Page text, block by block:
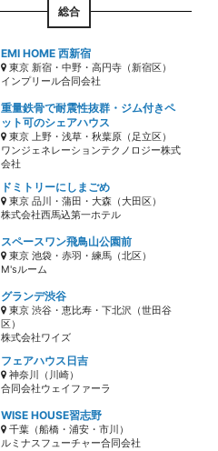
総合
EMI HOME 西新宿
東京 新宿・中野・高円寺（新宿区）
インプリール合同会社
重量鉄骨で耐震性抜群・ジム付きペ
ット可のシェアハウス
東京 上野・浅草・秋葉原（足立区）
ワンジェネレーションテクノロジー株式
会社
ドミトリーにしまごめ
東京 品川・蒲田・大森（大田区）
株式会社西馬込第一ホテル
スペースワン飛鳥山公園前
東京 池袋・赤羽・練馬（北区）
M'sルーム
グランデ渋谷
東京 渋谷・恵比寿・下北沢（世田谷
区）
株式会社ワイズ
フェアハウス日吉
神奈川（川崎）
合同会社ウェイファーラ
WISE HOUSE習志野
千葉（船橋・浦安・市川）
ルミナスフューチャー合同会社